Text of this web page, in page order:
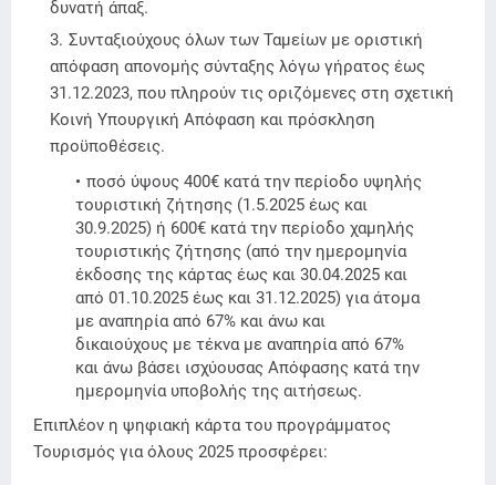
δυνατή άπαξ.
Συνταξιούχους όλων των Ταμείων με οριστική
απόφαση απονομής σύνταξης λόγω γήρατος έως
31.12.2023, που πληρούν τις οριζόμενες στη σχετική
Κοινή Υπουργική Απόφαση και πρόσκληση
προϋποθέσεις.
ποσό ύψους 400€ κατά την περίοδο υψηλής
τουριστική ζήτησης (1.5.2025 έως και
30.9.2025) ή 600€ κατά την περίοδο χαμηλής
τουριστικής ζήτησης (από την ημερομηνία
έκδοσης της κάρτας έως και 30.04.2025 και
από 01.10.2025 έως και 31.12.2025) για άτομα
με αναπηρία από 67% και άνω και
δικαιούχους με τέκνα με αναπηρία από 67%
και άνω βάσει ισχύουσας Απόφασης κατά την
ημερομηνία υποβολής της αιτήσεως.
Επιπλέον η ψηφιακή κάρτα του προγράμματος
Τουρισμός για όλους 2025 προσφέρει: